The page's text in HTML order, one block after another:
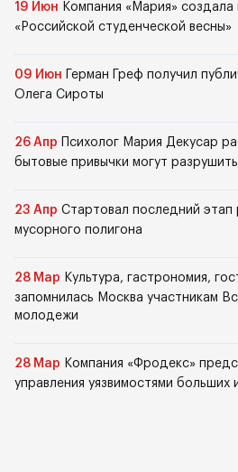
19 Июн Компания «Мария» создала
«Российской студенческой весны»
09 Июн
Герман Греф получил
Олега Сироты
26 Апр
Психолог Мария Декусар
бытовые привычки могут
23 Апр Стартовал последний этап
мусорного полигона
28 Мар Культура, гастрономия,
запомнилась Москва участникам
молодежи
28 Мар Компания «Фродекс»
управления уязвимостями больших